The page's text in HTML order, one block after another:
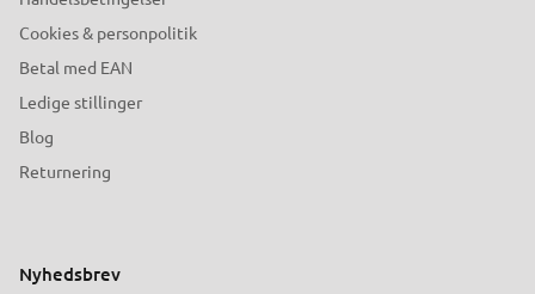
Cookies & personpolitik
Betal med EAN
Ledige stillinger
Blog
Returnering
Nyhedsbrev